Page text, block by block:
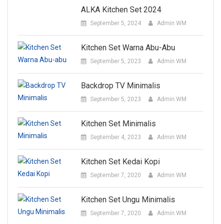
ALKA Kitchen Set 2024
September 5, 2024 Admin WM
Kitchen Set Warna Abu-Abu
September 5, 2023 Admin WM
Backdrop TV Minimalis
September 5, 2023 Admin WM
Kitchen Set Minimalis
September 4, 2023 Admin WM
Kitchen Set Kedai Kopi
September 7, 2020 Admin WM
Kitchen Set Ungu Minimalis
September 7, 2020 Admin WM